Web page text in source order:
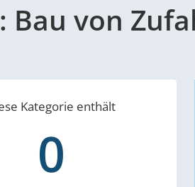
Bau von
Kategorie enthält
0